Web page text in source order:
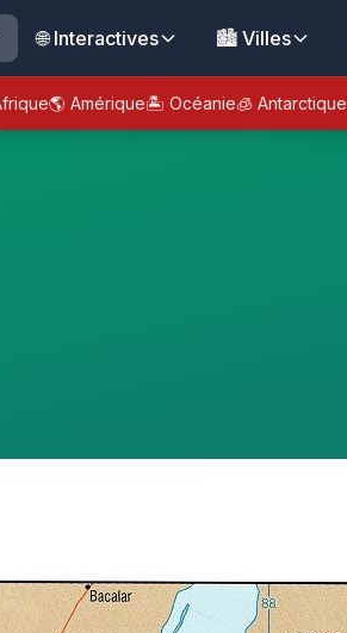
🌐 Interactives 🏙️ Villes
🌎 Amérique🏝️ Océanie🧊 Antarctique